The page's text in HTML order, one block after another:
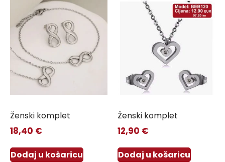
Ženski komplet
18,40 €
Dodaj u košaricu
Ženski komplet
12,90 €
Dodaj u košaricu